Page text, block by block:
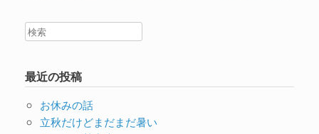
最近の投稿
お休みの話
立秋だけどまだまだ暑い